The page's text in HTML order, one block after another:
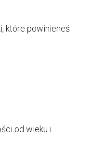
które powinieneś
od wieku i